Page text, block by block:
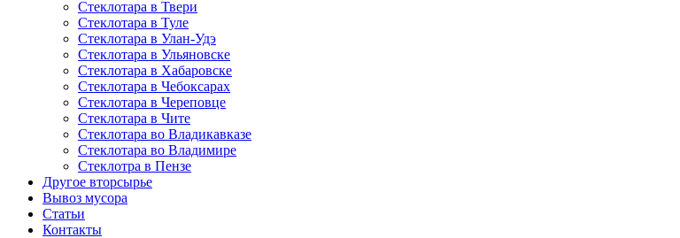
Стеклотара в Твери
Стеклотара в Туле
Стеклотара в Улан-Удэ
Стеклотара в Ульяновске
Стеклотара в Хабаровске
Стеклотара в Чебоксарах
Стеклотара в Череповце
Стеклотара в Чите
Стеклотара во Владикавказе
Стеклотара во Владимире
Стеклотра в Пензе
Другое вторсырье
Вывоз мусора
Статьи
Контакты